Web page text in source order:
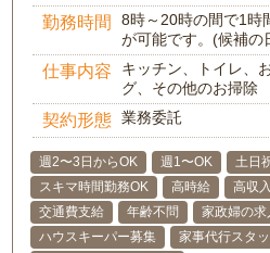
勤務時間
8時～20時の間で1時
が可能です。(候補の
仕事内容
キッチン、トイレ、
グ、その他のお掃除
契約形態 業務委託
週2〜3日からOK 週1〜OK
土日
スキマ時間勤務OK
高時給 高収
交通費支給
年齢不問 家政婦の求
ハウスキーパー募集
家事代行スタ